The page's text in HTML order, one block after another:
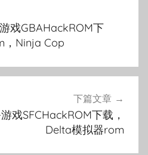
戏GBAHackROM下
，Ninja Cop
下篇文章
戏SFCHackROM下载，
Delta模拟器rom